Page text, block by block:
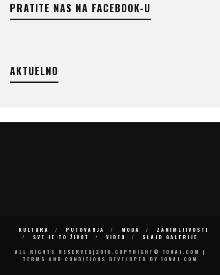
PRATITE NAS NA FACEBOOK-U
AKTUELNO
KULTURA PUTOVANJA MODA
ZANIMLJIVOSTI
SVE JE TO ŽIVOT
VIDEO
SLAJD GALERIJE
ALL RIGHTS RESERVED|2016.COPYRIGHT© 10NAJ.COM |
TERMS AND CONDITIONS DEVELOPED BY 10NAJ.COM